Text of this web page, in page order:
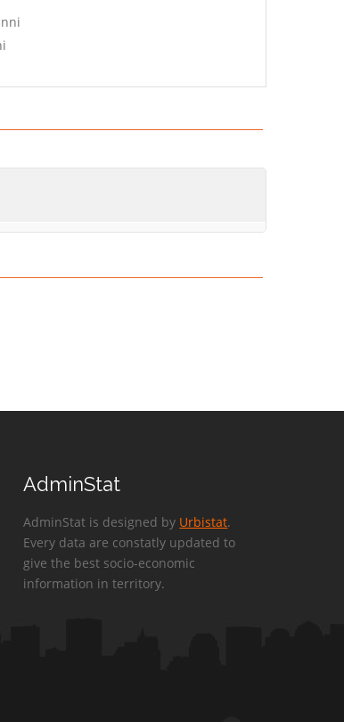
AdminStat
AdminStat is designed by Urbistat.
Every data are constatly updated to
give the best socio-economic
information in territory.